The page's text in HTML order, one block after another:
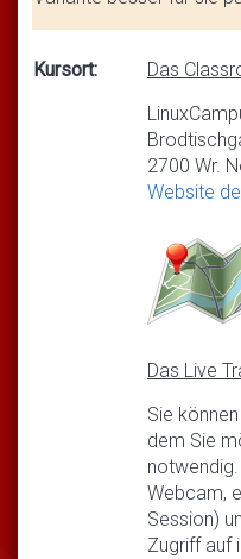
Kursort:
Das
2700 Wr.
Website
Das Live
Sie
dem Sie
Webcam,
Session)
Zugriff auf